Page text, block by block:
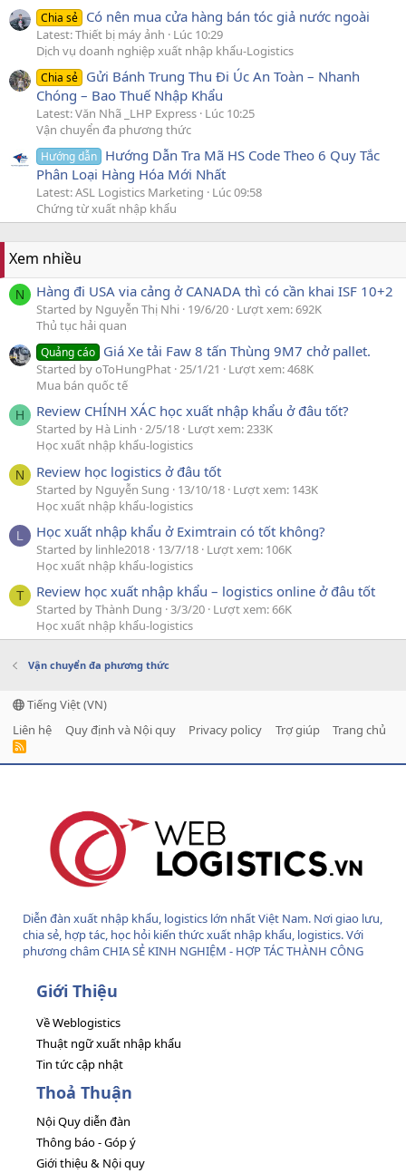
Chia sẻ Có nên mua cửa hàng bán tóc giả nước ngoài
Latest: Thiết bị máy ảnh
Lúc 10:29
Dịch vụ doanh nghiệp xuất nhập khẩu-Logistics
Chia sẻ Gửi Bánh Trung Thu Đi Úc An Toàn – Nhanh
Chóng – Bao Thuế Nhập Khẩu
Latest: Văn Nhã _LHP Express Lúc 10:25
Vận chuyển đa phương thức
Hướng dẫn Hướng Dẫn Tra Mã HS Code Theo 6 Quy Tắc
Phân Loại Hàng Hóa Mới Nhất
Latest: ASL Logistics Marketing
Lúc 09:58
Chứng từ xuất nhập khẩu
Xem nhiều
N Hàng đi USA via cảng ở CANADA thì có cần khai ISF 10+2
Started by Nguyễn Thị Nhi 19/6/20 Lượt xem: 692K
Thủ tục hải quan
Quảng cáo Giá Xe tải Faw 8 tấn Thùng 9M7 chở pallet.
Started by oToHungPhat 25/1/21
Lượt xem: 468K
Mua bán quốc tế
H Review CHÍNH XÁC học xuất nhập khẩu ở đâu tốt?
Started by Hà Linh 2/5/18 Lượt xem: 233K
Học xuất nhập khẩu-logistics
N Review học logistics ở đâu tốt
Started by Nguyễn Sung 13/10/18 Lượt xem: 143K
Học xuất nhập khẩu-logistics
L Học xuất nhập khẩu ở Eximtrain có tốt không?
Started by linhle2018 13/7/18 Lượt xem: 106K
Học xuất nhập khẩu-logistics
T Review học xuất nhập khẩu – logistics online ở đâu tốt
Started by Thành Dung 3/3/20 Lượt xem: 66K
Học xuất nhập khẩu-logistics
Vận chuyển đa phương thức
Tiếng Việt (VN)
Liên hệ
Quy định và Nội quy Privacy policy Trợ giúp Trang chủ
R
Diễn đàn xuất nhập khẩu, logistics lớn nhất Việt Nam. Nơi giao lưu,
chia sẻ, hợp tác, học hỏi kiến thức xuất nhập khẩu, logistics. Với
phương châm CHIA SẺ KINH NGHIỆM - HỢP TÁC THÀNH CÔNG
Giới Thiệu
Về Weblogistics
Thuật ngữ xuất nhập khẩu
Tin tức cập nhật
Thoả Thuận
Nội Quy diễn đàn
Thông báo - Góp ý
Giới thiệu & Nội quy